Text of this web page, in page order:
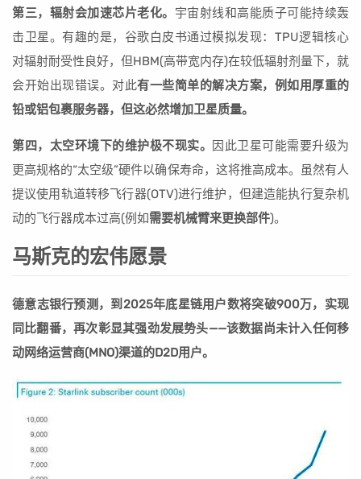
第三，辐射会加速芯片老化。 宇宙射线和高能质子可能持续轰
击卫星。有趣的是，谷歌白皮书通过模拟发现：TPU逻辑核心
对辐射耐受性良好，但HBM(高带宽内存)在较低辐射剂量下，就
会开始出现错误。对此有一些简单的解决方案，例如用厚重的
铅或铝包裹服务器，但这必然增加卫星质量。
第四，太空环境下的维护极不现实。
因此卫星可能需要升级为
更高规格的“太空级”硬件以确保寿命，这将推高成本。虽然有人
提议使用轨道转移飞行器(OTV)进行维护，但建造能执行复杂机
动的飞行器成本过高(例如需要机械臂来更换部件)。
马斯克的宏伟愿景
德意志银行预测，到2025年底星链用户数将突破900万，实现
同比翻番，再次彰显其强劲发展势头——该数据尚未计入任何移
动网络运营商(MNO)渠道的D2D用户。